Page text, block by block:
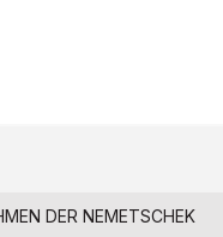
DERNEMETSCHEK